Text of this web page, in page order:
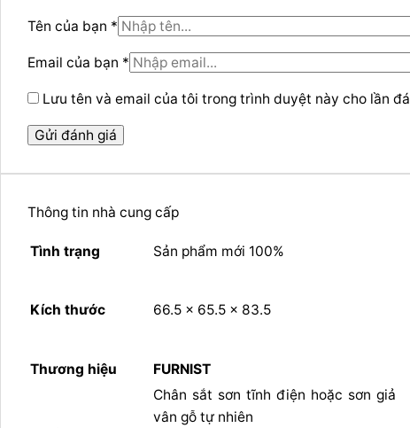
Tên của bạn *
Email của bạn *
Lưu tên và email của tôi trong trình duyệt này cho lần
Thông tin nhà cung cấp
Tình trạng Sản phẩm mới 100%
Kích thước 66.5 x 65.5 x 83.5
Thương hiệu
FURNIST
Chân sắt sơn tĩnh điện hoặc sơn giả
vân gỗ tự nhiên